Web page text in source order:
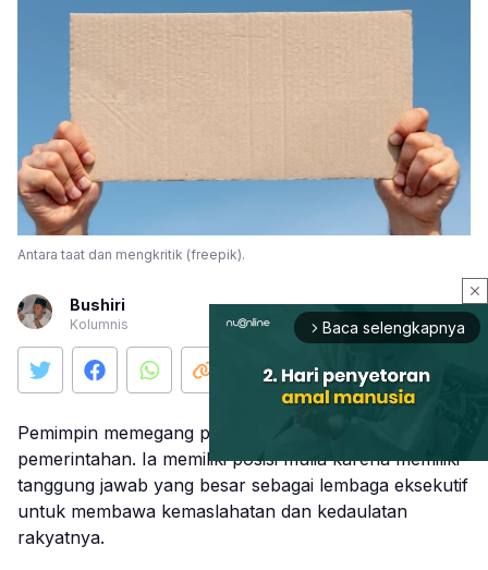
Antara taat dan mengkritik (freepik).
Bushiri
Kolumnis
Pemimpin memegang peran penting dalam suatu
pemerintahan. Ia memiliki posisi mulia karena memiliki
tanggung jawab yang besar sebagai lembaga eksekutif
untuk membawa kemaslahatan dan kedaulatan
rakyatnya.
close
arrow_forward_ios Baca selengkapnya